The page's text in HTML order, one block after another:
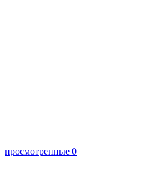
просмотренные 0